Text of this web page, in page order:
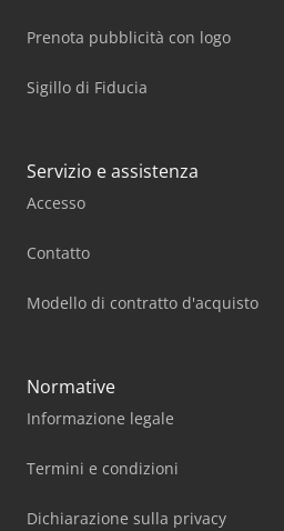
Prenota pubblicità con logo
Sigillo di Fiducia
Servizio e assistenza
Accesso
Contatto
Modello di contratto d'acquisto
Normative
Informazione legale
Termini e condizioni
Dichiarazione sulla privacy